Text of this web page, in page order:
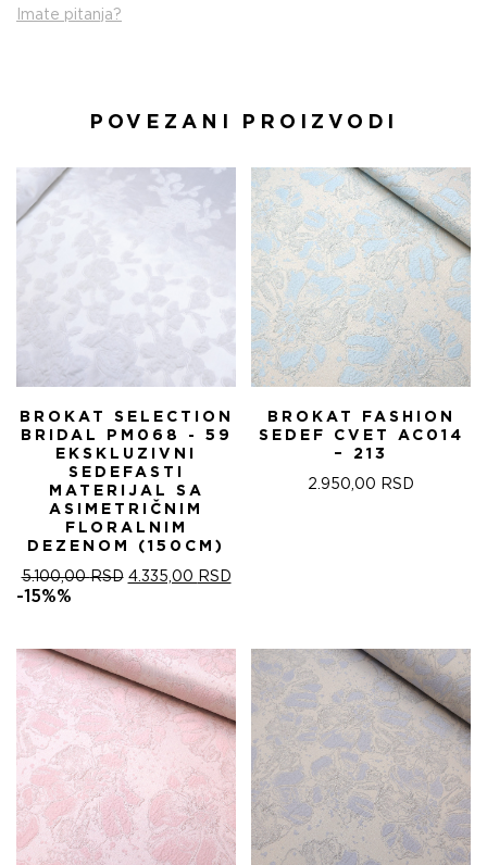
Imate pitanja?
POVEZANI PROIZVODI
BROKAT SELECTION
BRIDAL PM068 - 59
EKSKLUZIVNI
SEDEFASTI
MATERIJAL SA
ASIMETRIČNIM
FLORALNIM
DEZENOM (150CM)
5.100,00RSD ОРИГИНАЛНА
5.100,00 RSD.
4.335,00 RSDТРЕНУТНА
-15%%
BROKAT FASHION
SEDEF CVET AC014
– 213
2.950,00 RSD